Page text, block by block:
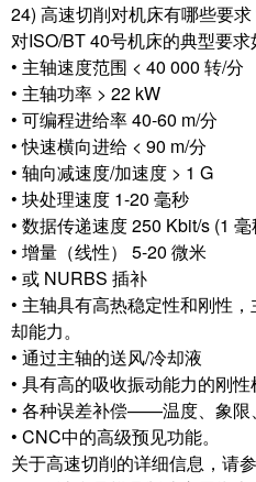
24) 高速切削对机床有哪些要求
对ISO/BT 40号机床的典型要求
• 主轴速度范围 < 40 000 转/分
• 主轴功率 > 22 kW
• 可编程进给率 40-60 m/分
• 快速横向进给 < 90 m/分
• 轴向减速度/加速度 > 1 G
• 块处理速度 1-20 毫秒
• 数据传递速度 250 Kbit/s (1 毫
• 增量（线性） 5-20 微米
• 或 NURBS 插补
• 主轴具有高热稳定性和刚性
却能力。
• 通过主轴的送风/冷却液
• 具有高的吸收振动能力的刚
• 各种误差补偿——温度、象限
• CNC中的高级预见功能。
关于高速切削的详细信息，请